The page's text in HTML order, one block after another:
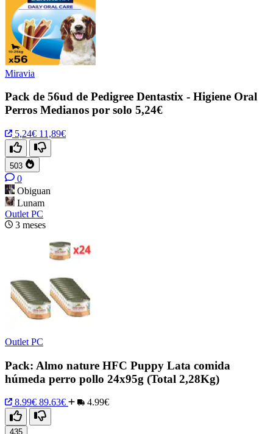
Miravia
Pack de 56ud de Pedigree Dentastix - Higiene Oral
Perros Medianos por solo 5,24€
5,24€ 11,89€
503
0
Obiguan
Lunam
Outlet PC
3 meses
Outlet PC
Pack: Almo nature HFC Puppy Lata comida
húmeda perro pollo 24x95g (Total 2,28Kg)
8.99€ 89.63€ 4.99€
435